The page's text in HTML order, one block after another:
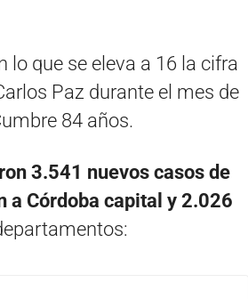
lo que se eleva a 16 la cifra
Paz durante el mes de
84 años.
3.541 nuevos casos de
a Córdoba capital y 2.026